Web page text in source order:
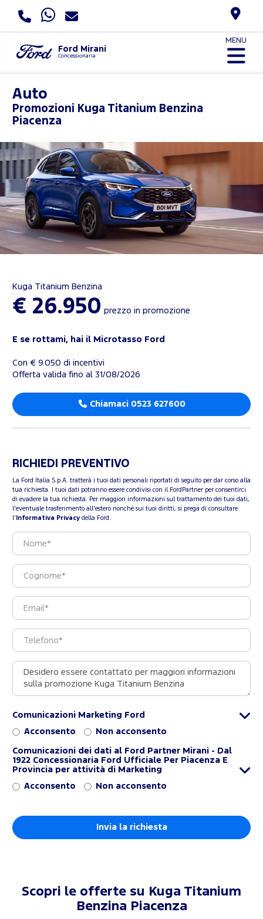
Ford Mirani
Concessionaria
MENU
Auto
Promozioni Kuga Titanium Benzina
Piacenza
Kuga Titanium Benzina
€ 26.950 prezzo in promozione
E se rottami, hai il Microtasso Ford
Con € 9.050 di incentivi
Offerta valida fino al 31/08/2026
Chiamaci 0523 627600
RICHIEDI PREVENTIVO
La Ford Italia S.p.A. tratterà i tuoi dati personali riportati di seguito per dar corso alla
tua richiesta. I tuoi dati potranno essere condivisi con il FordPartner per consentirci
di evadere la tua richiesta. Per maggiori informazioni sul trattamento dei tuoi dati,
l'eventuale trasferimento all'estero nonchè sui tuoi diritti, si prega di consultare
l' Informativa Privacy della Ford.
Comunicazioni Marketing Ford
Acconsento Non acconsento
Comunicazioni dei dati al Ford Partner Mirani - Dal
1922 Concessionaria Ford Ufficiale Per Piacenza E
Provincia per attività di Marketing
Acconsento Non acconsento
Scopri le offerte su
Kuga Titanium
Benzina Piacenza